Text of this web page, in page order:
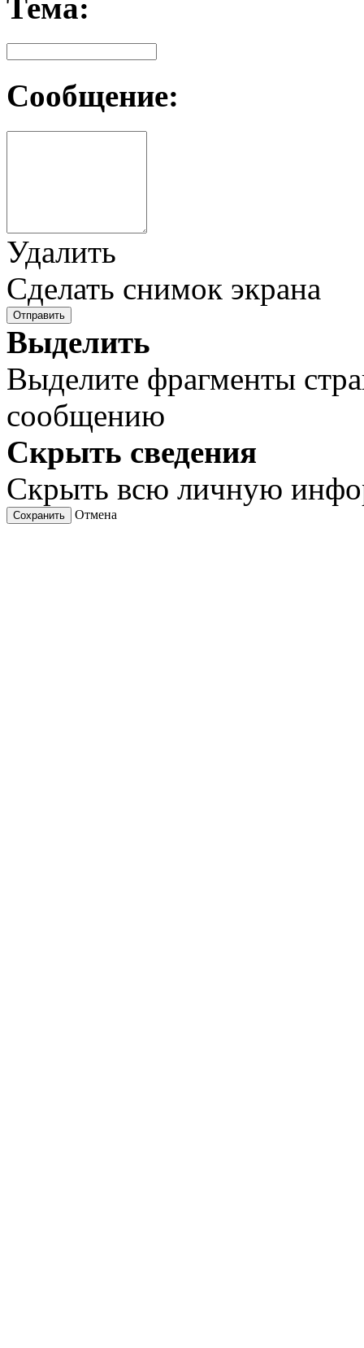
Тема:
Сообщение:
Удалить
Сделать снимок экрана
Отправить
Выделить
Выделите фрагменты
сообщению
Скрыть сведения
Скрыть всю личную
Сохранить Отмена